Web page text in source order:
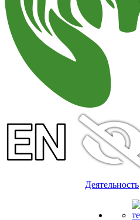
Деятельность